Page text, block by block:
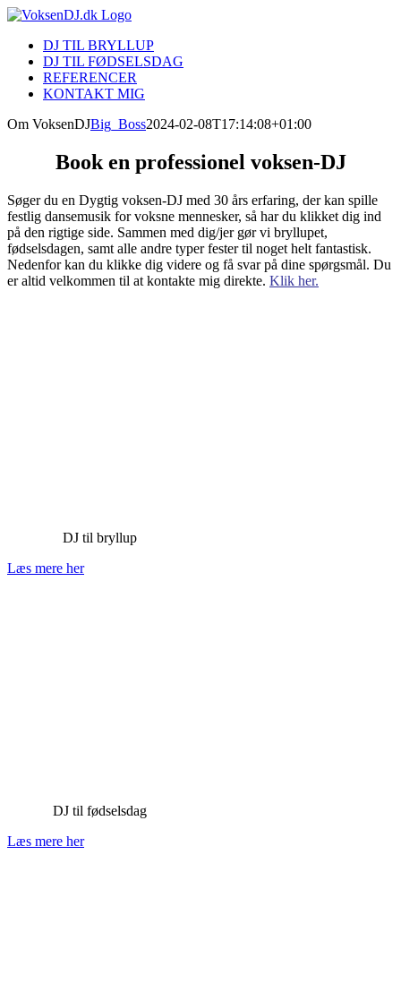
Skip
contentDJ TIL BRYLLUP
DJ TIL FØDSELSDAG
REFERENCER
KONTAKT MIG
Om VoksenDJBig_Boss2024-02-08T17:14:08+01:00
Book en professionel voksen-DJ
Søger du en Dygtig voksen-DJ med 30 års erfaring, der kan spille
festlig dansemusik for voksne mennesker, så har du klikket dig ind
på den rigtige side. Sammen med dig/jer gør vi bryllupet,
fødselsdagen, samt alle andre typer fester til noget helt fantastisk.
Nedenfor kan du klikke dig videre og få svar på dine spørgsmål. Du
er altid velkommen til at kontakte mig direkte. Klik her.
DJ til bryllup
Læs mere her
DJ til fødselsdag
Læs mere her